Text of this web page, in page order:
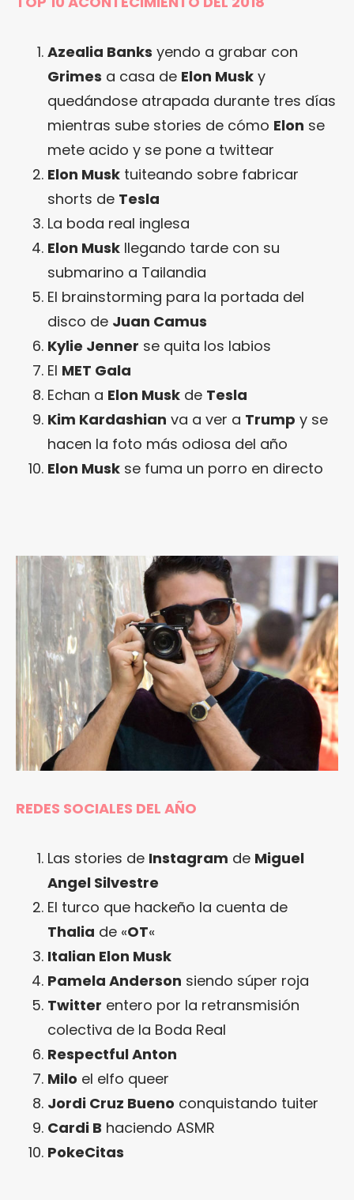
Azealia Banks yendo a grabar con
Grimes a casa de Elon Musk y
quedándose atrapada durante tres días
mientras sube stories de cómo Elon se
mete acido y se pone a twittear
Elon Musk tuiteando sobre fabricar
shorts de Tesla
La boda real inglesa
Elon Musk llegando tarde con su
submarino a Tailandia
El brainstorming para la portada del
disco de Juan Camus
Kylie Jenner se quita los labios
El MET Gala
Echan a Elon Musk de Tesla
Kim Kardashian va a ver a Trump y se
hacen la foto más odiosa del año
Elon Musk se fuma un porro en directo
REDES SOCIALES DEL AÑO
Las stories de Instagram de Miguel
Angel Silvestre
El turco que hackeño la cuenta de
Thalia de «OT«
Italian Elon Musk
Pamela Anderson siendo súper roja
Twitter entero por la retransmisión
colectiva de la Boda Real
Respectful Anton
Milo el elfo queer
Jordi Cruz Bueno conquistando tuiter
Cardi B haciendo ASMR
PokeCitas